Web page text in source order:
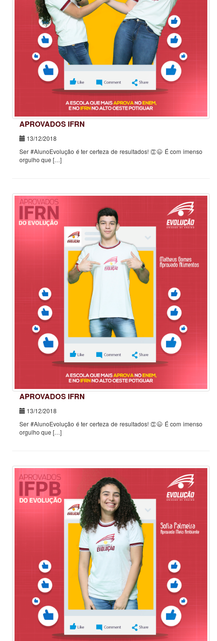
APROVADOS IFRN
13/12/2018
Ser #AlunoEvolução é ter certeza de resultados! 👏😉 É com imenso
orgulho que […]
APROVADOS IFRN
13/12/2018
Ser #AlunoEvolução é ter certeza de resultados! 👏😉 É com imenso
orgulho que […]